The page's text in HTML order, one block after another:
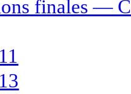
finales —